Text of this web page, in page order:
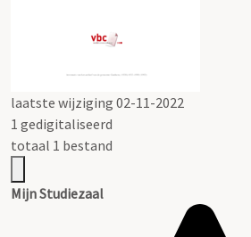
laatste wijziging 02-11-2022
1 gedigitaliseerd
totaal 1 bestand
Mijn Studiezaal